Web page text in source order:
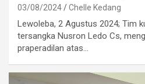
03/08/2024 Chelle Kedang
Lewoleba, 2 Agustus 2024; Tim
tersangka Nusron Ledo Cs,
praperadilan atas…